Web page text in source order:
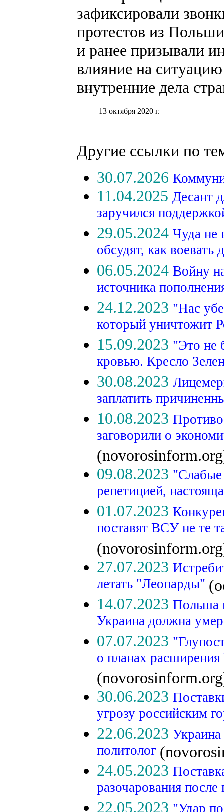
зафиксировали
протестов из
и ранее призывали
влияние на
внутренние дела
13 октября 2020 г.
Другие ссылки по
30.07.2026
11.04.2025 Десант
заручился
29.05.2024 Чуда не
обсудят, как
06.05.2024 Войну
источника
24.12.2023 "Нас
который уничтожит
15.09.2023 "Это не
кровью. Кресло
30.08.2023
заплатить
10.08.2023
заговорили о
09.08.2023 "Слабые
репетицией,
01.07.2023
поставят ВСУ не те
27.07.2023
летать "Леопарды"
14.07.2023 Польша
Украина должна
07.07.2023
о планах
30.06.2023
угрозу российским
22.06.2023
политолог
24.05.2023
разочарования
22.05.2023 "Удар